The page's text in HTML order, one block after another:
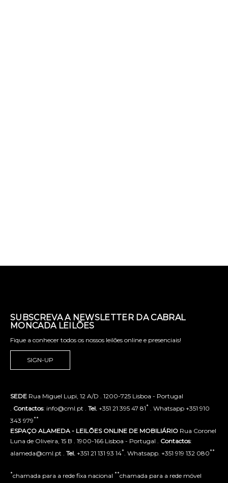
SUBSCREVA A NEWSLETTER DA CABRAL
MONCADA LEILÕES
Fique a conhecer todos os nossos leilões online e presenciais!
SIGN-UP
SEDE Rua Miguel Lupi, 12 A/D . 1200-725 Lisboa - Portugal
. Contactos: info@cml.pt . Tel. +351 21 395 47 81* . Whatsapp +351 910
343 979**
ESPAÇO ALAMEDA - LEILÕES ONLINE DE MOBILIÁRIO Rua Coronel
Luna de Oliveira, 15 B . 1900-166 Lisboa - Portugal . Contactos:
alameda@cml.pt . Tel. +351 21 131 93 14*. Whatsapp. +351 919 132 080**
*chamada para a rede fixa nacional **chamada para a rede móvel